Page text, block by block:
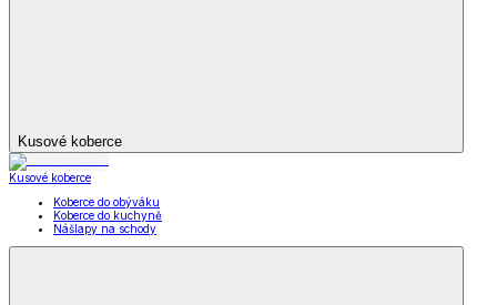
Kusové koberce
Kusové koberce
Koberce do obýváku
Koberce do kuchyně
Nášlapy na schody